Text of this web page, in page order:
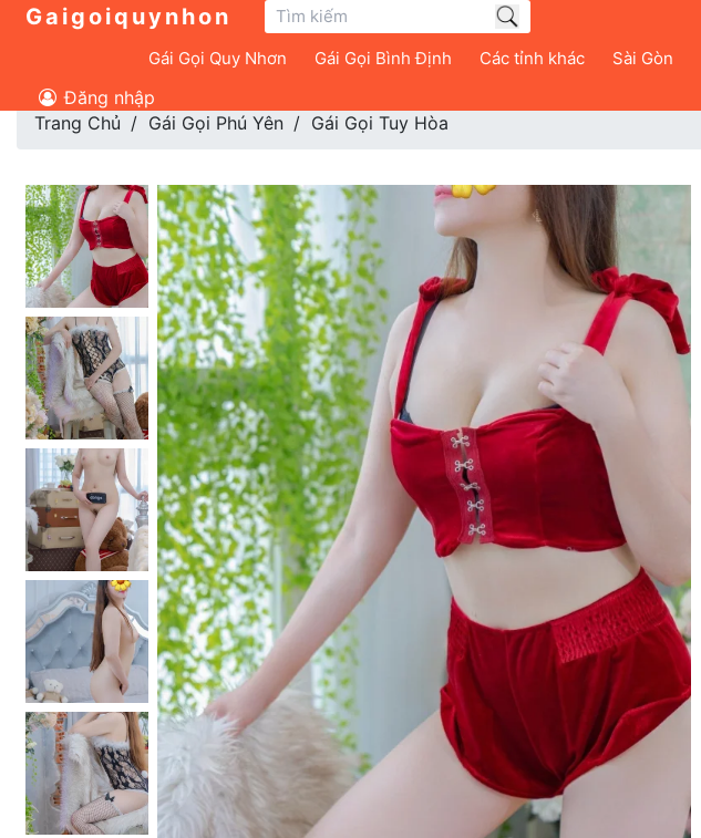
Gaigoiquynhon
Gái Gọi Quy Nhơn Gái Gọi Bình Định Các tỉnh khác Sài Gòn
Đăng nhập
Trang Chủ
Gái Gọi Phú Yên Gái Gọi Tuy Hòa